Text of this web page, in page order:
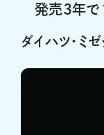
発売3年で
ダイハツ・ミ